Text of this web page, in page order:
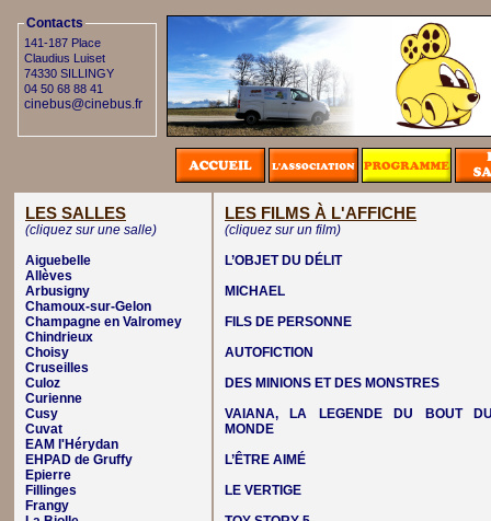
Contacts
141-187 Place
Claudius Luiset
74330 SILLINGY
04 50 68 88 41
cinebus@cinebus.fr
LES SALLES
(cliquez sur une salle)
Aiguebelle
Allèves
Arbusigny
Chamoux-sur-Gelon
Champagne en Valromey
Chindrieux
Choisy
Cruseilles
Culoz
Curienne
Cusy
Cuvat
EAM l'Hérydan
EHPAD de Gruffy
Epierre
Fillinges
Frangy
LES FILMS À L'AFFICHE
(cliquez sur un film)
L’OBJET DU DÉLIT
MICHAEL
FILS DE PERSONNE
AUTOFICTION
DES MINIONS ET DES MONSTRES
VAIANA, LA LEGENDE DU BOUT
MONDE
L’ÊTRE AIMÉ
LE VERTIGE